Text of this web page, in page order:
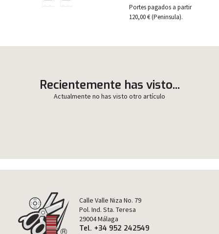
Portes pagados a partir
120,00 € (Peninsula).
Recientemente has visto...
Actualmente no has visto otro artículo
Calle Valle Niza No. 79
Pol. Ind. Sta. Teresa
29004 Málaga
Tel. +34 952 242549